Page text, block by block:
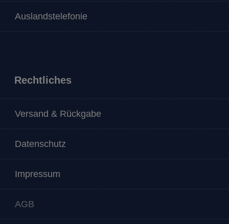
Auslandstelefonie
Rechtliches
Versand & Rückgabe
Datenschutz
Impressum
AGB